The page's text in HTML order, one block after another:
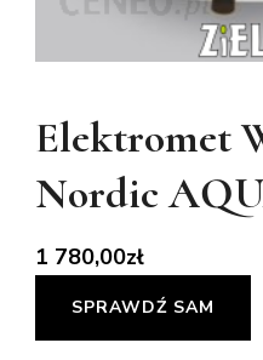
Elektromet
Nordic
1 780,00zł
SPRAWDŹ SAM